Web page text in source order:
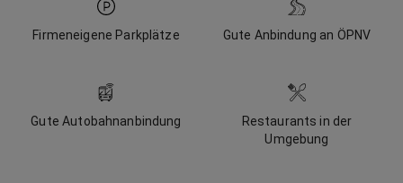
Firmeneigene Parkplätze Gute Anbindung an ÖPNV
Gute Autobahnanbindung
Restaurants in der
Umgebung